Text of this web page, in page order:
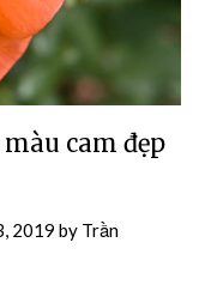
cam đẹp
2019 by Trần